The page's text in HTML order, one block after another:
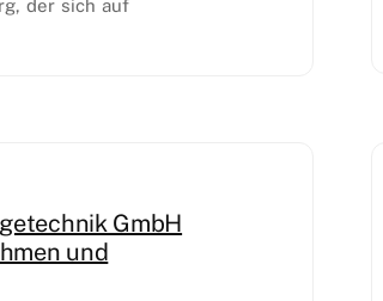
der sich auf
GmbH
und